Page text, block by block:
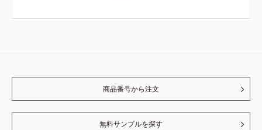
商品番号から注文
無料サンプルを探す